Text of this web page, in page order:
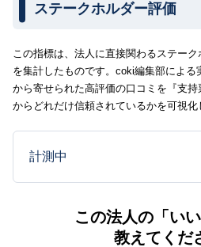
ステークホルダー評価
この指標は、法人に直接関わるステーク
を集計したものです。coki編集部によ
から寄せられた高評価の口コミを『支
からどれだけ信頼されているかを可視化
計測中
この法人の「いい
教えてくだ